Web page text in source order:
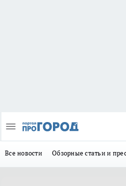
Все новости Обзорные статьи и